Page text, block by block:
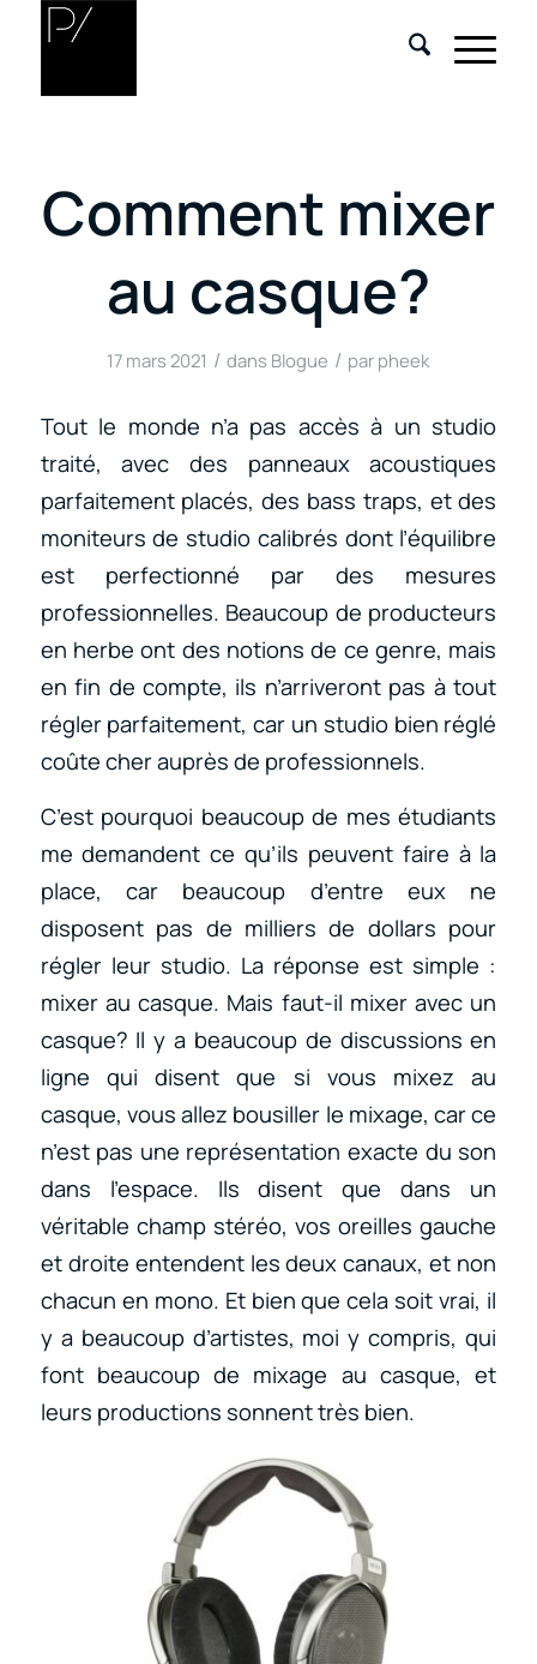
Comment mixer
au casque?
17 mars 2021 / dans Blogue / par pheek
Tout le monde n’a pas accès à un studio
traité, avec des panneaux acoustiques
parfaitement placés, des bass traps, et des
moniteurs de studio calibrés dont l’équilibre
est perfectionné par des mesures
professionnelles. Beaucoup de producteurs
en herbe ont des notions de ce genre, mais
en fin de compte, ils n’arriveront pas à tout
régler parfaitement, car un studio bien réglé
coûte cher auprès de professionnels.
C’est pourquoi beaucoup de mes étudiants
me demandent ce qu’ils peuvent faire à la
place, car beaucoup d’entre eux ne
disposent pas de milliers de dollars pour
régler leur studio. La réponse est simple :
mixer au casque. Mais faut-il mixer avec un
casque? Il y a beaucoup de discussions en
ligne qui disent que si vous mixez au
casque, vous allez bousiller le mixage, car ce
n’est pas une représentation exacte du son
dans l’espace. Ils disent que dans un
véritable champ stéréo, vos oreilles gauche
et droite entendent les deux canaux, et non
chacun en mono. Et bien que cela soit vrai, il
y a beaucoup d’artistes, moi y compris, qui
font beaucoup de mixage au casque, et
leurs productions sonnent très bien.